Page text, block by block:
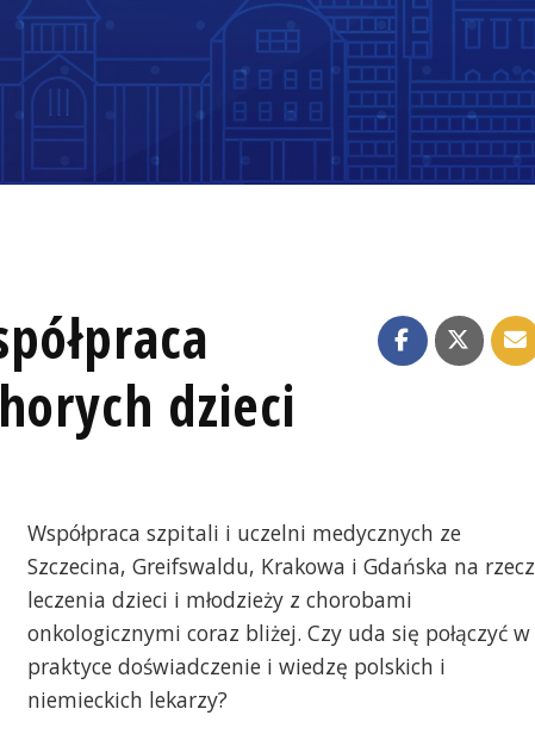
dzieci
Współpraca szpitali i uczelni medycznych ze
Szczecina, Greifswaldu, Krakowa i Gdańska na rzecz
leczenia dzieci i młodzieży z chorobami
onkologicznymi coraz bliżej. Czy uda się połączyć w
praktyce doświadczenie i wiedzę polskich i
niemieckich lekarzy?